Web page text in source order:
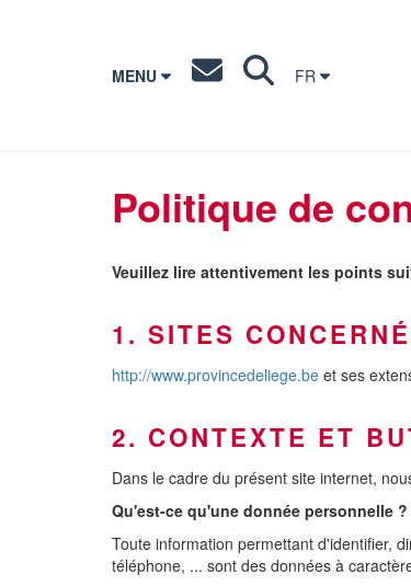
MENU FR
Politique de
Veuillez lire attentivement les points
1. SITES
http://www.provincedeliege.be et ses
2. CONTEXTE ET
Dans le cadre du présent site internet,
Qu'est-ce qu'une donnée personnelle ?
Toute information permettant d'identifier,
téléphone, ... sont des données à